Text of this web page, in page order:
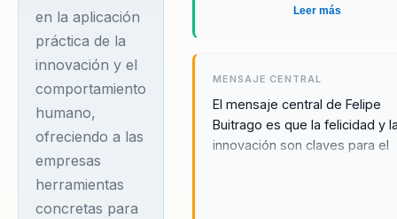
en la aplicación
práctica de la
innovación y el
comportamiento
humano,
ofreciendo a las
empresas
herramientas
concretas para
Leer más
MENSAJE CENTRAL
El mensaje central de Felipe
Buitrago es que la felicidad y
innovación son claves para el